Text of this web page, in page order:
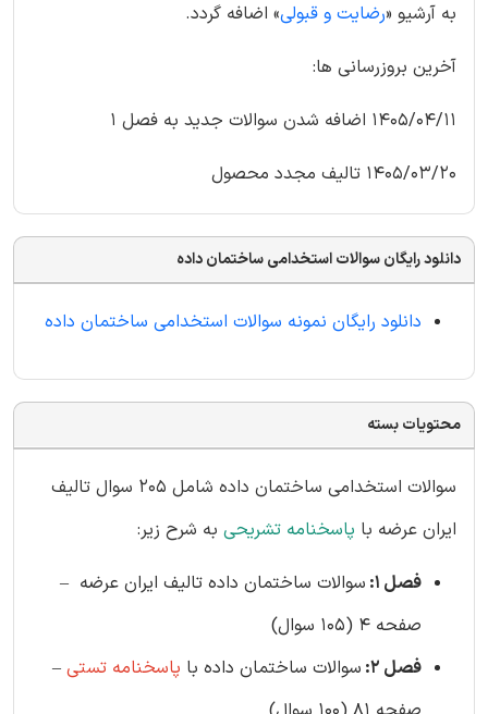
به آرشیو «رضایت و قبولی» اضافه گردد.
آخرین بروزرسانی ها:
1405/04/11 اضافه شدن سوالات جدید به فصل 1
1405/03/20 تالیف مجدد محصول
دانلود رایگان سوالات استخدامی ساختمان داده
دانلود رایگان نمونه سوالات استخدامی ساختمان داده
محتویات بسته
سوالات استخدامی ساختمان داده شامل 205 سوال تالیف
ایران عرضه با پاسخنامه تشریحی به شرح زیر:
فصل 1:
سوالات ساختمان داده تالیف ایران عرضه –
صفحه 4 (105 سوال)
فصل 2:
سوالات ساختمان داده با پاسخنامه تستی –